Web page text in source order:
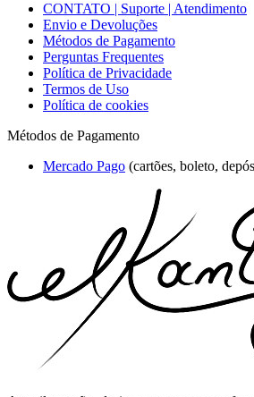
CONTATO | Suporte | Atendimento
Envio e Devoluções
Métodos de Pagamento
Perguntas Frequentes
Política de Privacidade
Termos de Uso
Política de cookies
Métodos de Pagamento
Mercado Pago (cartões, boleto,